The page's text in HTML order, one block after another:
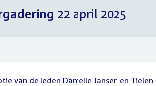
22 april 2025
van de leden Daniëlle Jansen en Tielen